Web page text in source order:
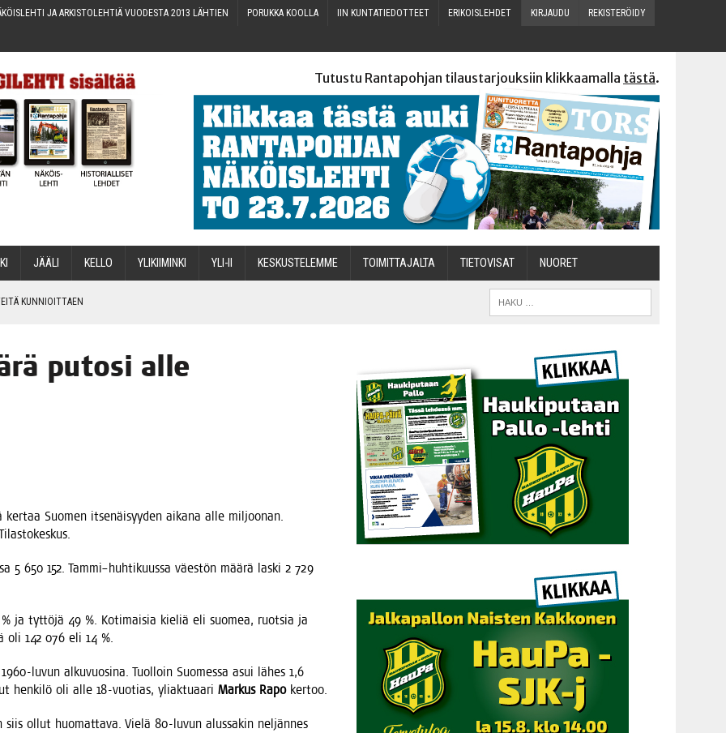
JA ARKIS­TO­LEH­TIÄ VUO­DES­TA 2013 LÄHTIEN PORUK­KA KOOLLA IIN KUN­TA­TIE­DOT­TEET ERI­KOIS­LEH­DET KIR­JAU­DU REKIS­TE­RÖI­DY
Tutustu Rantapohjan tilaustarjouksiin klikkaamalla tästä.
JÄÄ­LI KEL­LO YLI­KII­MIN­KI YLI-II KES­KUS­TE­LEM­ME TOI­MIT­TA­JAL­TA TIETOVISAT NUO­RET
KUNNIOITTAEN
puto­si alle
Suo­men itse­näi­syy­den aika­na alle mil­joo­nan.
650 152. Tammi–huhtikuussa väes­tön mää­rä las­ki 2 729
ja tyt­tö­jä 49 %. Koti­mai­sia kie­liä eli suo­mea, ruot­sia ja
oli 142 076 eli 14 %.
luvun alku­vuo­si­na. Tuol­loin Suo­mes­sa asui lähes 1,6
hen­ki­lö oli alle 18-vuo­tias, yliak­tu­aa­ri Mar­kus Rapokertoo.
ollut huo­mat­ta­va. Vie­lä 80-luvun alus­sa­kin nel­jän­nes